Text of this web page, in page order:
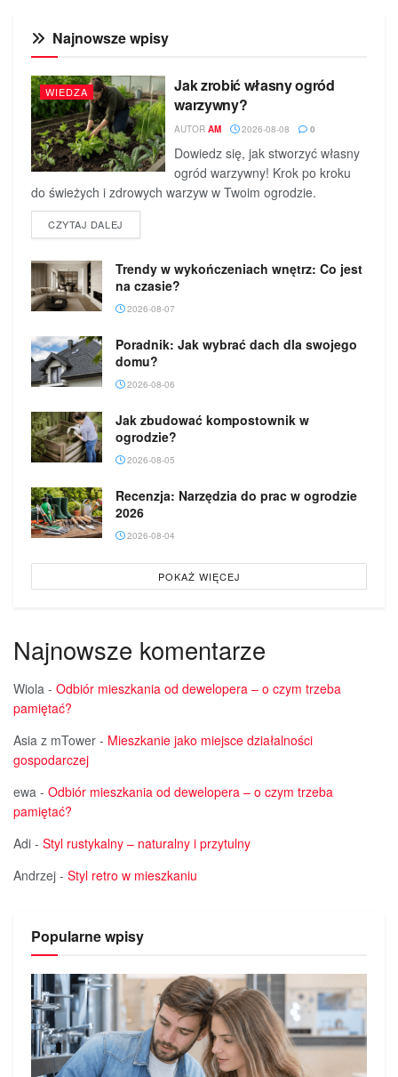
Najnowsze wpisy
WIEDZA
Jak zrobić własny ogród
warzywny?
AUTOR AM 2026-08-08 0
Dowiedz się, jak stworzyć własny
ogród warzywny! Krok po kroku
do świeżych i zdrowych warzyw w Twoim ogrodzie.
CZYTAJ DALEJ
Trendy w wykończeniach wnętrz: Co jest
na czasie?
2026-08-07
Poradnik: Jak wybrać dach dla swojego
domu?
2026-08-06
Jak zbudować kompostownik w
ogrodzie?
2026-08-05
Recenzja: Narzędzia do prac w ogrodzie
2026
2026-08-04
POKAŻ WIĘCEJ
Najnowsze komentarze
Wiola - Odbiór mieszkania od dewelopera – o czym trzeba
pamiętać?
Asia z mTower - Mieszkanie jako miejsce działalności
gospodarczej
ewa - Odbiór mieszkania od dewelopera – o czym trzeba
pamiętać?
Adi - Styl rustykalny – naturalny i przytulny
Andrzej - Styl retro w mieszkaniu
Popularne wpisy